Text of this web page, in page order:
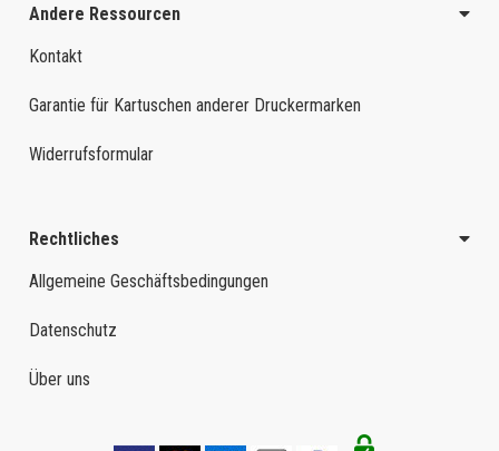
Andere Ressourcen
Kontakt
Garantie für Kartuschen anderer Druckermarken
Widerrufsformular
Rechtliches
Allgemeine Geschäftsbedingungen
Datenschutz
Über uns